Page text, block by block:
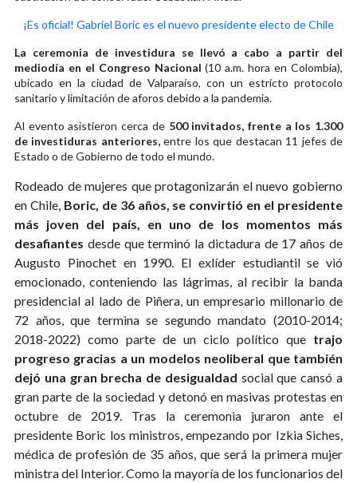
¡Es oficial! Gabriel Boric es el nuevo presidente electo de Chile
La ceremonia de investidura se llevó a cabo a partir del
mediodía en el Congreso Nacional(10 a.m. hora en Colombia),
ubicado en la ciudad de Valparaíso, con un estricto protocolo
sanitario y limitación de aforos debido a la pandemia.
Al evento asistieron cerca de 500 invitados, frente a los 1.300
de investiduras anteriores,entre los que destacan 11 jefes de
Estado o de Gobierno de todo el mundo.
Rodeado de mujeres que protagonizarán el nuevo gobierno
en Chile, Boric, de 36 años, se convirtió en el presidente
más joven del país, en uno de los momentos más
desafiantes desde que terminó la dictadura de 17 años de
Augusto Pinochet en 1990. El exlíder estudiantil se vió
emocionado, conteniendo las lágrimas, al recibir la banda
presidencial al lado de Piñera, un empresario millonario de
72 años, que termina se segundo mandato (2010-2014;
2018-2022) como parte de un ciclo político que trajo
progreso gracias a un modelos neoliberal que también
dejó una gran brecha de desigualdad social que cansó a
gran parte de la sociedad y detonó en masivas protestas en
octubre de 2019. Tras la ceremonia juraron ante el
presidente Boric los ministros, empezando por Izkia Siches,
médica de profesión de 35 años, que será la primera mujer
ministra del Interior. Como la mayoría de los funcionarios del